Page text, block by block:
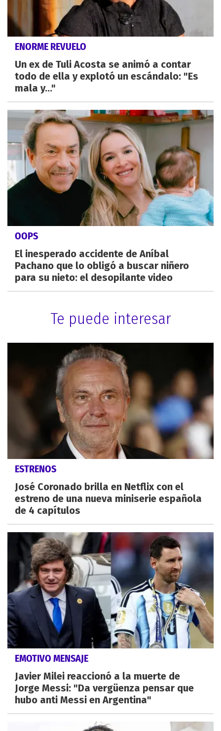
ENORME REVUELO
Un ex de Tuli Acosta se animó a contar
todo de ella y explotó un escándalo: "Es
mala y..."
OOPS
El inesperado accidente de Aníbal
Pachano que lo obligó a buscar niñero
para su nieto: el desopilante video
Te puede interesar
ESTRENOS
José Coronado brilla en Netflix con el
estreno de una nueva miniserie española
de 4 capítulos
EMOTIVO MENSAJE
Javier Milei reaccionó a la muerte de
Jorge Messi: "Da vergüenza pensar que
hubo anti Messi en Argentina"